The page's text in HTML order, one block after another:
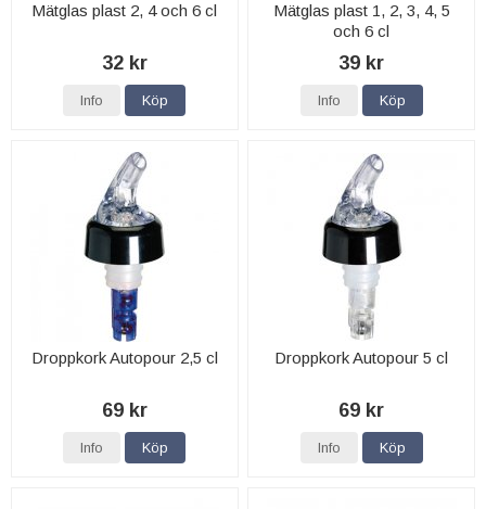
Mätglas plast 2, 4 och 6 cl
32 kr
Info Köp
Mätglas plast 1, 2, 3, 4, 5
och 6 cl
39 kr
Info Köp
Droppkork Autopour 2,5 cl
69 kr
Info Köp
Droppkork Autopour 5 cl
69 kr
Info Köp